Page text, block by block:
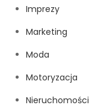
Imprezy
Marketing
Moda
Motoryzacja
Nieruchomości